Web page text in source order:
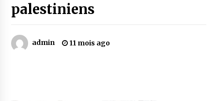
Mythes et croyances / L’hospitalité des
palestiniens
admin 11 mois ago